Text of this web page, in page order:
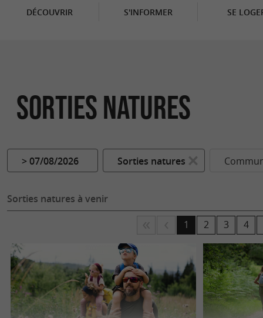
DÉCOUVRIR S'INFORMER SE
Sorties natures
> 07/08/2026 Sorties natures
Sorties natures à venir
1 2 3 4